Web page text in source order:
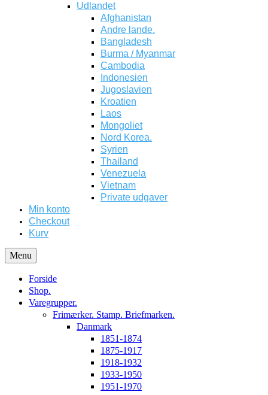
Udlandet
Afghanistan
Andre lande.
Bangladesh
Burma / Myanmar
Cambodia
Indonesien
Jugoslavien
Kroatien
Laos
Mongoliet
Nord Korea.
Syrien
Thailand
Venezuela
Vietnam
Private udgaver
Min konto
Checkout
Kurv
Menu
Forside
Shop.
Varegrupper.
Frimærker. Stamp. Briefmarken.
Danmark
1851-1874
1875-1917
1918-1932
1933-1950
1951-1970